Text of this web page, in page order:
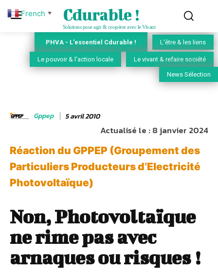
Cdurable !
Solutions pour agir & coopérer avec le Vivant
PHVA - L'essentiel Cdurable ! L'être & les liens
Le pouvoir & l'action locale Le vivant & refaire société
News Sélection
Gppep 5 avril 2010
Actualisé le :8 janvier 2024
Réaction du GPPEP (Groupement des
Particuliers Producteurs d’Electricité
Photovoltaïque)
Non, Photovoltaïque
ne rime pas avec
arnaques ou risques !
French ▼